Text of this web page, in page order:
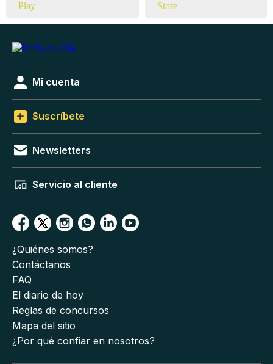
Mi cuenta
Suscríbete
Newsletters
Servicio al cliente
¿Quiénes somos?
Contáctanos
FAQ
El diario de hoy
Reglas de concursos
Mapa del sitio
¿Por qué confiar en nosotros?